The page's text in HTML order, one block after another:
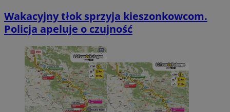
Wakacyjny tłok sprzyja kieszonkowcom.
Policja apeluje o czujność